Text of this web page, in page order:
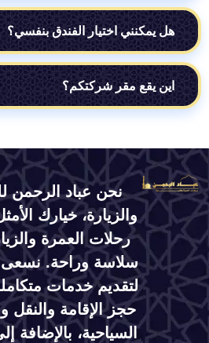
اختيار الفندق بنفسي؟
يقع مقر شركتكم؟
نحن عباد الرحمن للعمرة
والزيارة، خيارك الأمثل لتنظيم
رحلات العمرة والزيارة بكل
سلاسة وراحة. نسعى جاهدين
لتقديم خدمات متكاملة تشمل
حجز الإقامة والنقل والجولات
السياحية، بالإضافة إلى متابعة